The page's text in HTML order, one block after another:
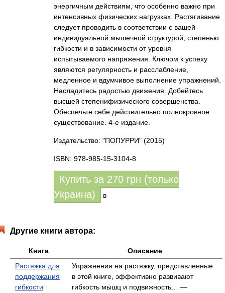
энергичным действиям, что особенно важно при
интенсивных физических нагрузках. Растягивание
следует проводить в соответствии с вашей
индивидуальной мышечной структурой, степенью
гибкости и в зависимости от уровня
испытываемого напряжения. Ключом к успеху
являются регулярность и расслабление,
медленное и вдумчивое выполнение упражнений.
Насладитесь радостью движения. Добейтесь
высшей степенифизического совершенства.
Обеспечьте себе действительно полнокровное
существование. 4-е издание.
Издательство: "ПОПУРРИ" (2015)
ISBN: 978-985-15-3104-8
Купить за 270 грн (только
Украина)
в
Другие книги автора:
Книга
Описание
Растяжка для
поддержания
гибкости
Упражнения на растяжку, представленные
в этой книге, эффективно развивают
гибкость мышц и подвижность… —